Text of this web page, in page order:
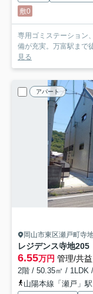
敷0
専用ゴミステーション
備が充実。万富駅まで
見る
アパート
岡山市東区瀬戸町寺
レジデンス寺地205
6.55万円 管理/共
2階 / 50.35㎡ / 1LDK
山陽本線「瀬戸」